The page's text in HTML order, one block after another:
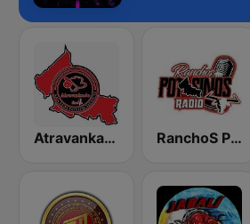
Atravankado Radio RanchoS PotosinoS Radio